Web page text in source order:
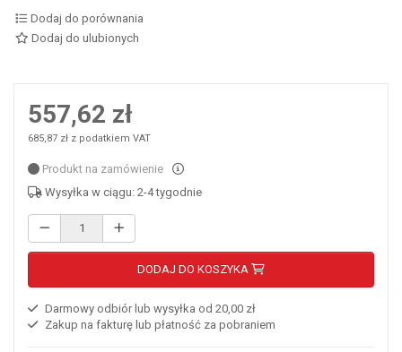
Dodaj do porównania
Dodaj do ulubionych
557,62 zł
685,87 zł z podatkiem VAT
Produkt na zamówienie
Wysyłka w ciągu: 2-4 tygodnie
DODAJ DO KOSZYKA
Darmowy odbiór lub wysyłka od 20,00 zł
Zakup na fakturę lub płatność za pobraniem